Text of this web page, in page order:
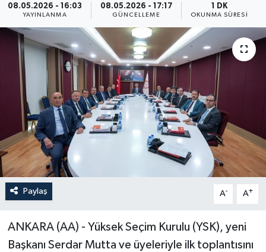
08.05.2026 - 16:03
YAYINLANMA
08.05.2026 - 17:17
GÜNCELLEME
1 DK
OKUNMA SÜRESI
Paylaş A- A+
ANKARA (AA) - Yüksek Seçim Kurulu (YSK), yeni
Başkanı Serdar Mutta ve üyeleriyle ilk toplantısını
MEDYA
ÖZEL HABER
RÖPORTAJLAR
SAĞLIK
SİYASET
GÜNCEL
YAŞAM
Haber Arşivi